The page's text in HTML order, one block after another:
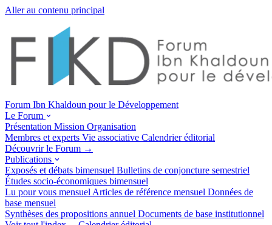
Aller au contenu principal
Forum Ibn Khaldoun pour le Développement
Le Forum
Présentation Mission Organisation
Membres et experts Vie associative Calendrier éditorial
Découvrir le Forum →
Publications
Exposés et débats bimensuel Bulletins de conjoncture semestriel
Études socio-économiques bimensuel
Lu pour vous mensuel Articles de référence mensuel Données de
base mensuel
Synthèses des propositions annuel Documents de base institutionnel